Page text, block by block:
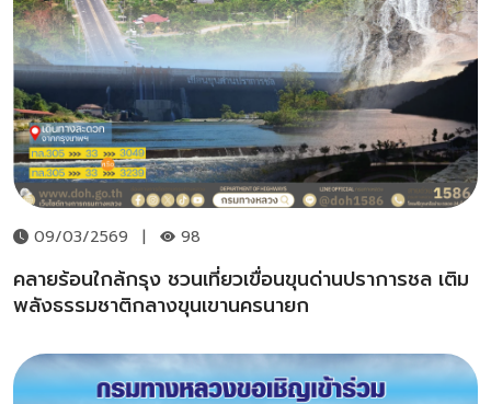
09/03/2569 | 98
คลายร้อนใกล้กรุง ชวนเที่ยวเขื่อนขุนด่านปราการชล เติม
พลังธรรมชาติกลางขุนเขานครนายก